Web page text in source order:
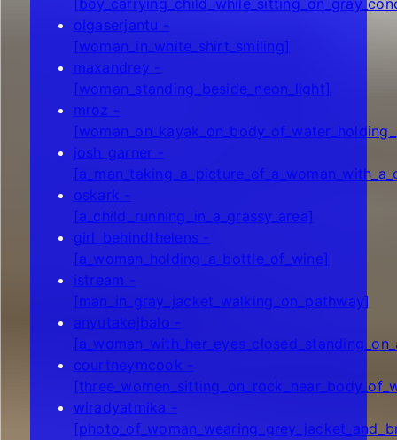
olgaserjantu -
[woman_in_white_shirt_smiling]
maxandrey -
[woman_standing_beside_neon_light]
mroz -
josh_garner -
oskark -
[a_child_running_in_a_grassy_area]
girl_behindthelens -
[a_woman_holding_a_bottle_of_wine]
istream -
[man_in_gray_jacket_walking_on_pathway]
anyutakejbalo -
courtneymcook -
wiradyatmika -